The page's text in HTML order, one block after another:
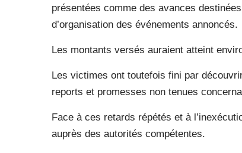
présentées comme des avances
d’organisation des événements annoncés.
Les montants versés auraient atteint
Les victimes ont toutefois fini par
reports et promesses non tenues
Face à ces retards répétés et à
auprès des autorités compétentes.